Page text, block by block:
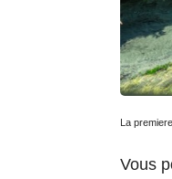
La
Vous